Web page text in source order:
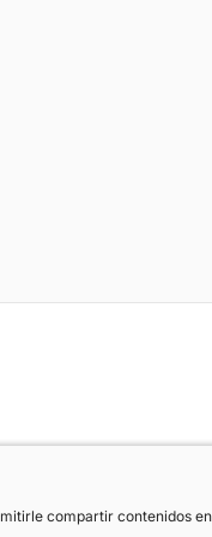
compartir contenidos
compartir contenidos